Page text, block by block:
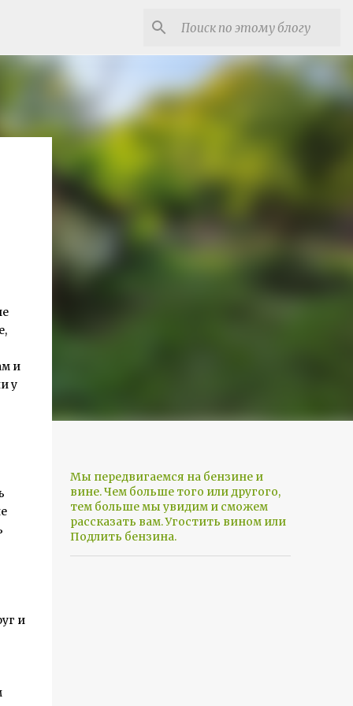
и
у
и
Мы передвигаемся на бензине и
вине. Чем больше того или другого,
тем больше мы увидим и сможем
рассказать вам. Угостить вином или
Подлить бензина.